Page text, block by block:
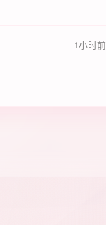
1小时前